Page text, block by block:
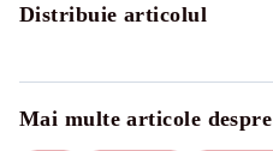
Distribuie articolul
Mai multe articole despre